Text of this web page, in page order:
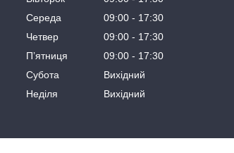
Середа
09:00
17:30
Четвер
09:00
17:30
Пʼятниця
09:00
17:30
Субота
Вихідний
Неділя
Вихідний